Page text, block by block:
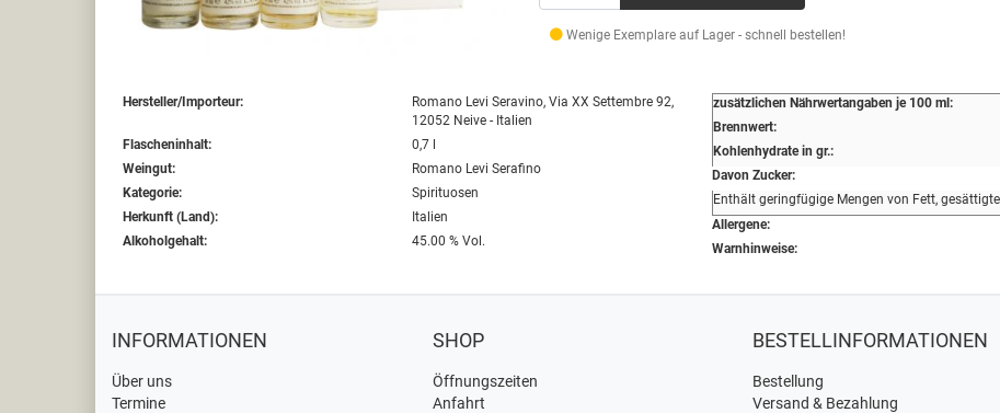
Wenige Exemplare auf Lager - schnell bestellen!
Hersteller/Importeur:
Romano Levi Seravino, Via XX Settembre 92,
12052 Neive - Italien
Flascheninhalt:
0,7 l
Weingut:
Romano Levi Serafino
Kategorie:
Spirituosen
Herkunft (Land):
Italien
Alkoholgehalt:
45.00 % Vol.
zusätzlichen Nährwertangaben je 100 ml:
Brennwert:
Kohlenhydrate in gr.:
Davon Zucker:
Enthält geringfügige Mengen von Fett,
Allergene:
Warnhinweise:
INFORMATIONEN
Über uns
Termine
SHOP
Öffnungszeiten
Anfahrt
BESTELLINFORMATIONEN
Bestellung
Versand & Bezahlung